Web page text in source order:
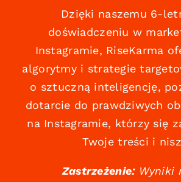
Dzięki naszemu 6-
doświadczeniu w
Instagramie, RiseKarma
algorytmy i strategie
o sztuczną inteligencję,
dotarcie do prawdziwych
na Instagramie, którzy się
Twoje treści i
Zastrzeżenie:Wyniki